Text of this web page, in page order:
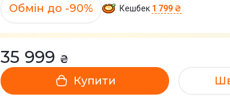
Обмін до -90% Кешбек 1 799 ₴
35 999 ₴
Купити